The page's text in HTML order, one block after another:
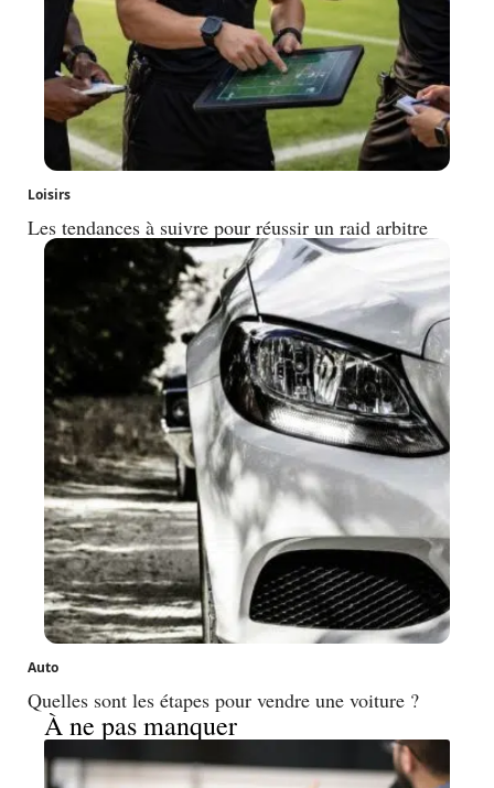
Loisirs
Les tendances à suivre pour réussir un raid arbitre
Auto
Quelles sont les étapes pour vendre une voiture ?
À ne pas manquer